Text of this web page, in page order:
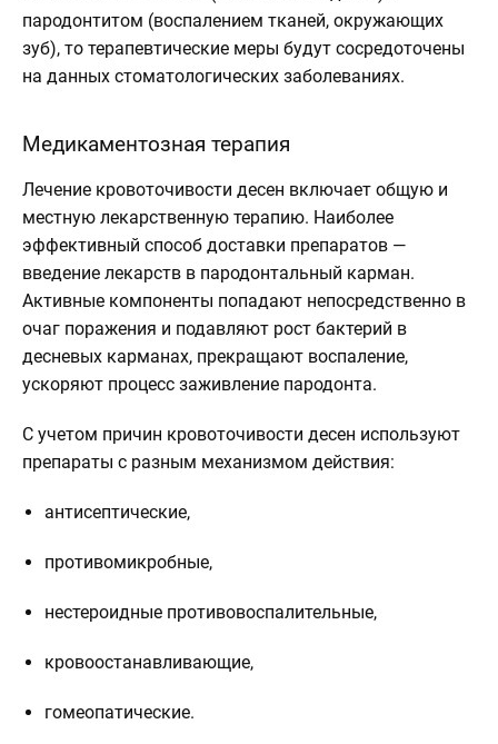
пародонтитом (воспалением тканей, окружающих
зуб), то терапевтические меры будут сосредоточены
на данных стоматологических заболеваниях.
Медикаментозная терапия
Лечение кровоточивости десен включает общую и
местную лекарственную терапию. Наиболее
эффективный способ доставки препаратов —
введение лекарств в пародонтальный карман.
Активные компоненты попадают непосредственно в
очаг поражения и подавляют рост бактерий в
десневых карманах, прекращают воспаление,
ускоряют процесс заживление пародонта.
С учетом причин кровоточивости десен используют
препараты с разным механизмом действия:
антисептические,
противомикробные,
нестероидные противовоспалительные,
кровоостанавливающие,
гомеопатические.